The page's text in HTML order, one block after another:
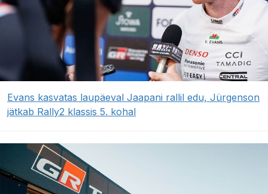
Evans kasvatas laupäeval Jaapani rallil edu, Jürgenson
jätkab Rally2 klassis 5. kohal